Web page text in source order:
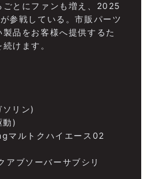
ごとにファンも増え、2025
参戦している。市販パーツ
品をお客様へ提供するた
けます。
リン)
動)
マルトクハイエース02
アブソーバーサブシリ